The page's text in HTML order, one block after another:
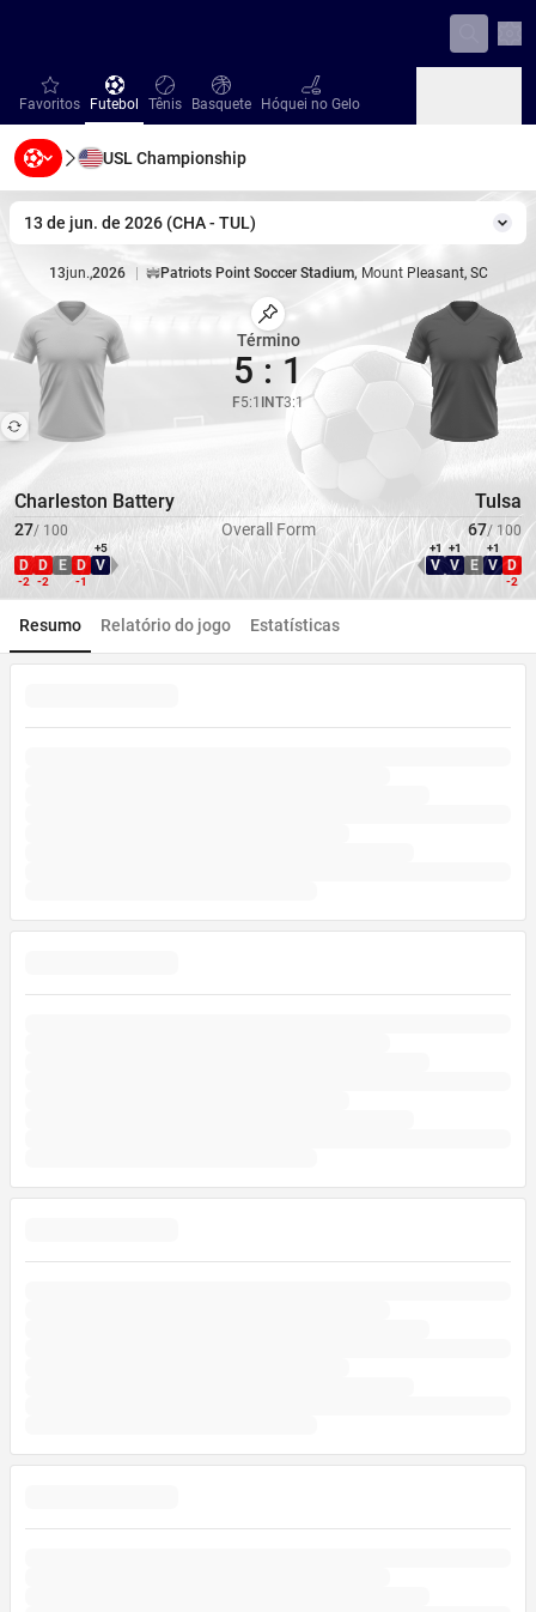
favorites
Favoritos Futebol
Futebol Tênis
Tênis Basquete
Basquete Hóquei no Gelo
Hóquei no Gelo
Beisebol
Beisebol Handebol
Handebol Vôlei
Vôlei
USL Championship
13 de jun. de 2026 (CHA- TUL)
13jun.,2026 Estádio
Patriots Point Soccer Stadium, Mount Pleasant, SC
Charleston Battery Tulsa
Marcar Partida
Término
5 : 1
F5:1 INT3:1
27/ 100 Overall Form 67/ 100
D
-2
D
-2
E D
-1
+5
V
Direção WDL
D
-2
+1
V
E
+1
V
+1
V
Direção WDL
Resumo Relatório do jogo Estatísticas